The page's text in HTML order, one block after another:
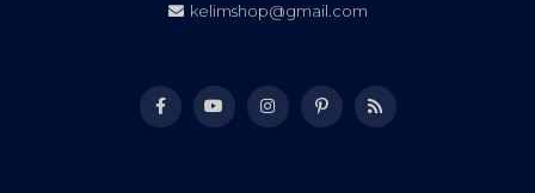
kelimshop@gmail.com